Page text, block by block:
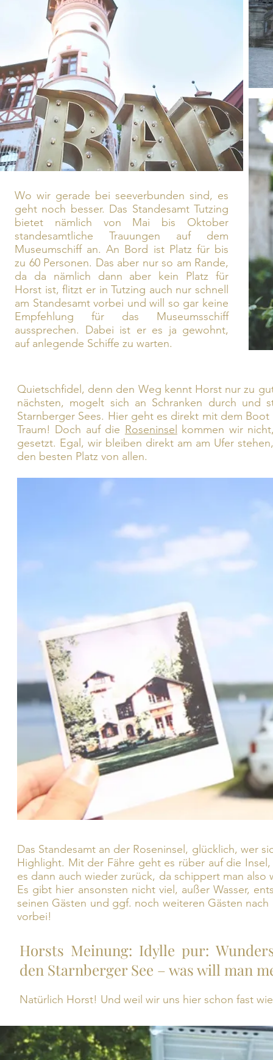
Wo wir gerade bei seeverbunden sind, es
geht noch besser. Das Standesamt Tutzing
bietet nämlich von Mai bis Oktober
standesamtliche Trauungen auf dem
Museumschiff an. An Bord ist Platz für bis
zu 60 Personen. Das aber nur so am Rande,
da da nämlich dann aber kein Platz für
Horst ist, flitzt er in Tutzing auch nur schnell
am Standesamt vorbei und will so gar keine
Empfehlung für das Museumsschiff
aussprechen. Dabei ist er es ja gewohnt,
auf anlegende Schiffe zu warten.
Quietschfidel, denn den Weg kennt Horst nur zu
nächsten, mogelt sich an Schranken durch
Starnberger Sees. Hier geht es direkt mit dem
Traum! Doch auf die Roseninsel
kommen wir
gesetzt. Egal, wir bleiben direkt am am Ufer
den besten Platz von allen.
Das Standesamt an der Roseninsel, glücklich, wer
Highlight. Mit der Fähre geht es rüber auf die
es dann auch wieder zurück, da schippert man
Es gibt hier ansonsten nicht viel, außer Wasser,
seinen Gästen und ggf. noch weiteren Gästen
vorbei!
Horsts Meinung: Idylle pur:
den Starnberger See – was will man
Natürlich Horst! Und weil wir uns hier schon fast